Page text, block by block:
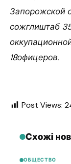
Запорожской
сожглиштаб
18офицеров.
Post Views:
Схожі
ОБЩЕСТВО